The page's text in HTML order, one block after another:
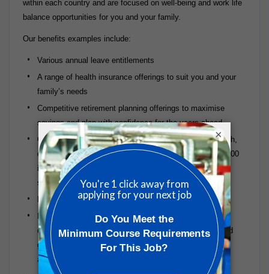
within each country and are focused on well-being and work life
balance opportunities for you and your family.
Our benefits examples include:
Various annual leave entitlements
A range of health insurance offerings to suit you and your
family’s needs
Competitive retirement planning offerings to maximise
savings and plan with confidence for the years ahead
Global Employee Assistance Programme, TELUS Health,
offering 24-hour access to a global network of over 80,000
independent specialised professionals who are there to
support you and your family’s well-being
Life assurance
Flexible country-specific optional benefits, including
childcare vouchers, bike purchase schemes, discounted
gym memberships, subsidised travel passes, health
assessments, among others
×